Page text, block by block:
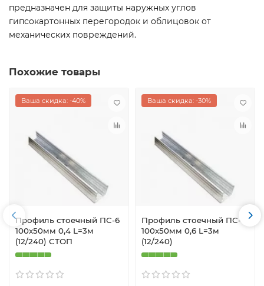
предназначен для защиты наружных углов
гипсокартонных перегородок и облицовок от
механических повреждений.
Похожие товары
Ваша скидка: -40%
Профиль стоечный ПС-6
100х50мм 0,4 L=3м
(12/240) СТОП
Ваша скидка: -30%
Профиль стоечный ПС-6
100х50мм 0,6 L=3м
(12/240)